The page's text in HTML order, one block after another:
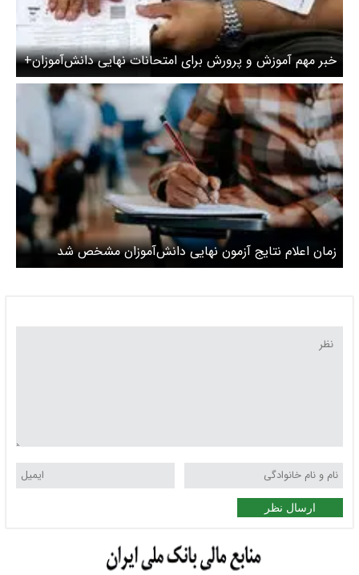
خبر مهم آموزش و پرورش برای امتحانات نهایی دانش‌آموزان+
جزئیات جدید
زمان اعلام نتایج آزمون نهایی دانش‌آموزان مشخص شد
ارسال نظر